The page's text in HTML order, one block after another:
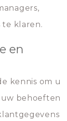
te klaren.
en
kennis om u
behoeften